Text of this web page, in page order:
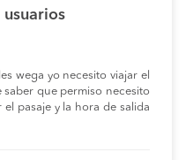
wega yo necesito viajar el
saber que permiso necesito
pasaje y la hora de salida